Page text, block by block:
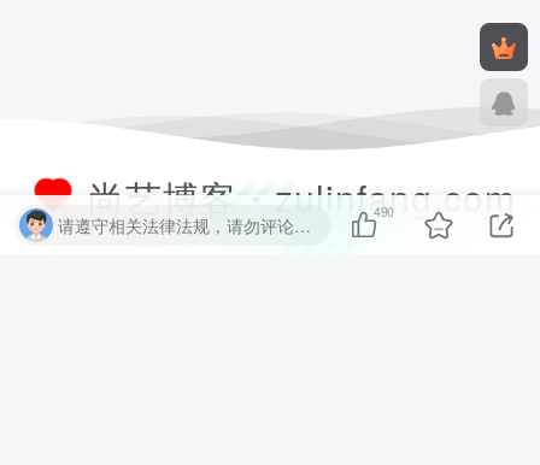
尚艺博客・zulinfang.com
请遵守相关法律法规，请勿评论纯表情、纯数字、纯英文、乱码文字等无用信息，否则关7 天小黑屋！
490